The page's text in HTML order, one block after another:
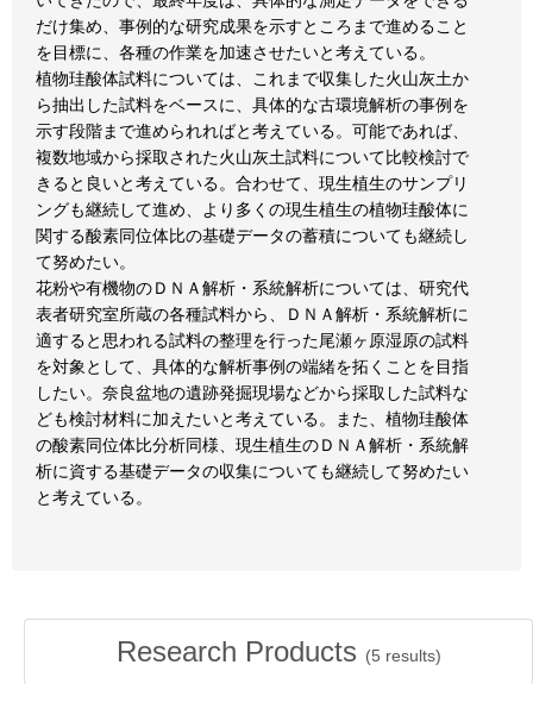
だけ集め、事例的な研究成果を示すところまで進めること
を目標に、各種の作業を加速させたいと考えている。
植物珪酸体試料については、これまで収集した火山灰土か
ら抽出した試料をベースに、具体的な古環境解析の事例を
示す段階まで進められればと考えている。可能であれば、
複数地域から採取された火山灰土試料について比較検討で
きると良いと考えている。合わせて、現生植生のサンプリ
ングも継続して進め、より多くの現生植生の植物珪酸体に
関する酸素同位体比の基礎データの蓄積についても継続し
て努めたい。
花粉や有機物のＤＮＡ解析・系統解析については、研究代
表者研究室所蔵の各種試料から、ＤＮＡ解析・系統解析に
適すると思われる試料の整理を行った尾瀬ヶ原湿原の試料
を対象として、具体的な解析事例の端緒を拓くことを目指
したい。奈良盆地の遺跡発掘現場などから採取した試料な
ども検討材料に加えたいと考えている。また、植物珪酸体
の酸素同位体比分析同様、現生植生のＤＮＡ解析・系統解
析に資する基礎データの収集についても継続して努めたい
と考えている。
Research Products (5 results)